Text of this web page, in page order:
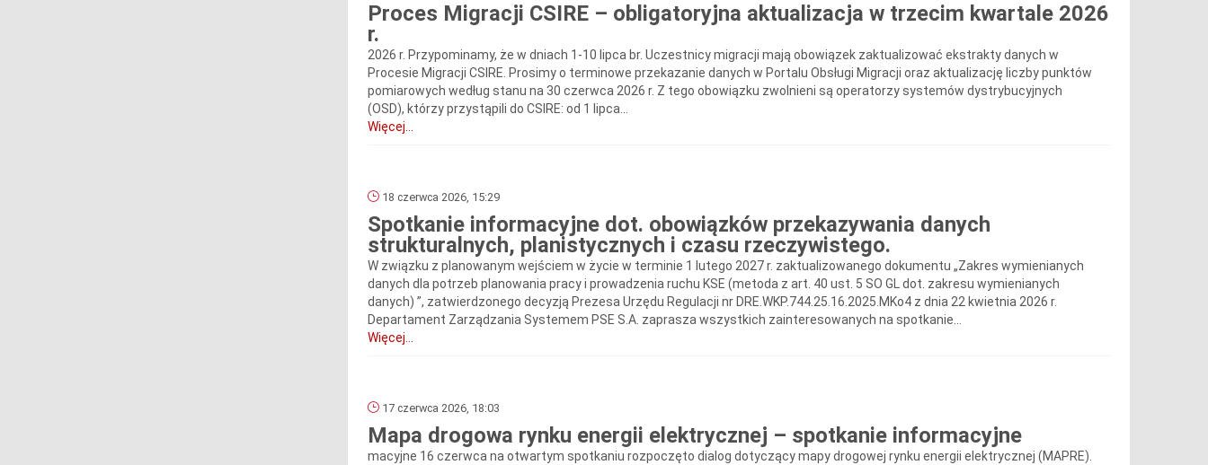
Proces Migracji CSIRE – obligatoryjna aktualizacja w trzecim kwartale 2026
r.
2026 r. Przypominamy, że w dniach 1-10 lipca br. Uczestnicy migracji mają obowiązek zaktualizować ekstrakty danych w
Procesie Migracji CSIRE. Prosimy o terminowe przekazanie danych w Portalu Obsługi Migracji oraz aktualizację liczby punktów
pomiarowych według stanu na 30 czerwca 2026 r. Z tego obowiązku zwolnieni są operatorzy systemów dystrybucyjnych
(OSD), którzy przystąpili do CSIRE: od 1 lipca...
Więcej...
18 czerwca 2026, 15:29
Spotkanie informacyjne dot. obowiązków przekazywania danych
strukturalnych, planistycznych i czasu rzeczywistego.
W związku z planowanym wejściem w życie w terminie 1 lutego 2027 r. zaktualizowanego dokumentu „Zakres wymienianych
danych dla potrzeb planowania pracy i prowadzenia ruchu KSE (metoda z art. 40 ust. 5 SO GL dot. zakresu wymienianych
danych) ”, zatwierdzonego decyzją Prezesa Urzędu Regulacji nr DRE.WKP.744.25.16.2025.MKo4 z dnia 22 kwietnia 2026 r.
Departament Zarządzania Systemem PSE S.A. zaprasza wszystkich zainteresowanych na spotkanie...
Więcej...
17 czerwca 2026, 18:03
Mapa drogowa rynku energii elektrycznej – spotkanie informacyjne
macyjne 16 czerwca na otwartym spotkaniu rozpoczęto dialog dotyczący mapy drogowej rynku energii elektrycznej (MAPRE).